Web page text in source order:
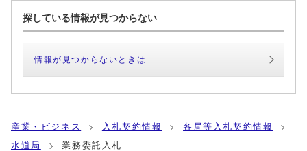
探している情報が見つからない
情報が見つからないときは
産業・ビジネス 入札契約情報
各局等入札契約情報
水道局
業務委託入札